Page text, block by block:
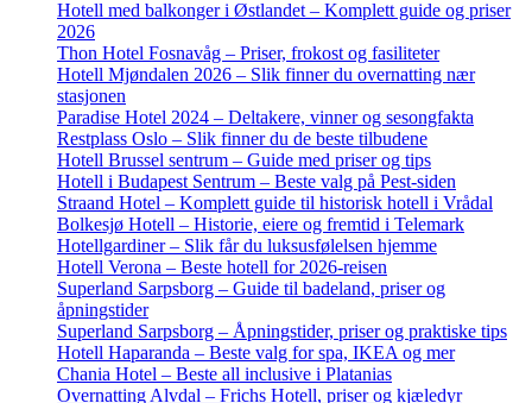
Hotell med balkonger i Østlandet – Komplett guide og priser
2026
Thon Hotel Fosnavåg – Priser, frokost og fasiliteter
Hotell Mjøndalen 2026 – Slik finner du overnatting nær
stasjonen
Paradise Hotel 2024 – Deltakere, vinner og sesongfakta
Restplass Oslo – Slik finner du de beste tilbudene
Hotell Brussel sentrum – Guide med priser og tips
Hotell i Budapest Sentrum – Beste valg på Pest-siden
Straand Hotel – Komplett guide til historisk hotell i Vrådal
Bolkesjø Hotell – Historie, eiere og fremtid i Telemark
Hotellgardiner – Slik får du luksusfølelsen hjemme
Hotell Verona – Beste hotell for 2026-reisen
Superland Sarpsborg – Guide til badeland, priser og
åpningstider
Superland Sarpsborg – Åpningstider, priser og praktiske tips
Hotell Haparanda – Beste valg for spa, IKEA og mer
Chania Hotel – Beste all inclusive i Platanias
Overnatting Alvdal – Frichs Hotell, priser og kjæledyr